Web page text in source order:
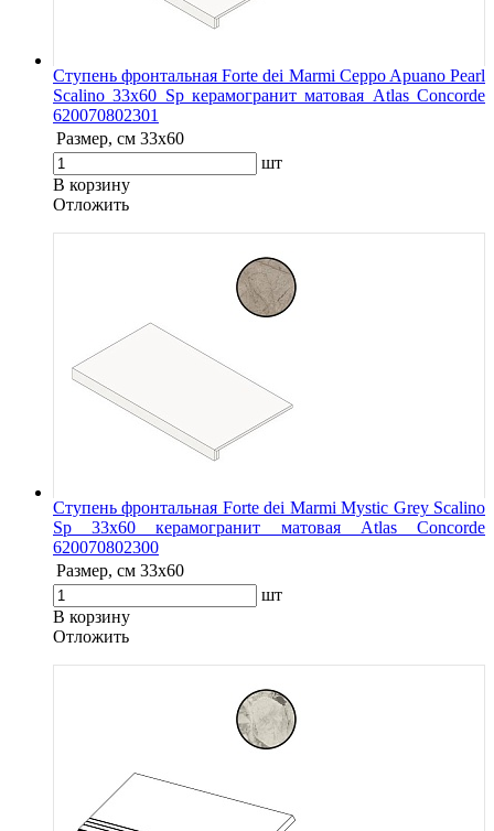
Ступень фронтальная Forte dei Marmi Ceppo Apuano Pearl
Scalino 33х60 Sp керамогранит матовая Atlas Concorde
620070802301
Размер, см 33x60
шт
В корзину
Oтложить
Ступень фронтальная Forte dei Marmi Mystic Grey Scalino
Sp 33x60 керамогранит матовая Atlas Concorde
620070802300
Размер, см 33x60
шт
В корзину
Oтложить